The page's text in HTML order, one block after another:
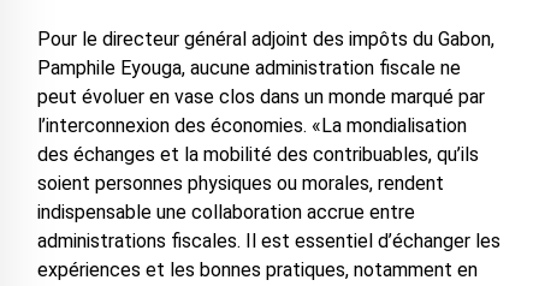
Pour le directeur général adjoint des impôts du Gabon,
Pamphile Eyouga, aucune administration fiscale ne
peut évoluer en vase clos dans un monde marqué par
l’interconnexion des économies. «La mondialisation
des échanges et la mobilité des contribuables, qu’ils
soient personnes physiques ou morales, rendent
indispensable une collaboration accrue entre
administrations fiscales. Il est essentiel d’échanger les
expériences et les bonnes pratiques, notamment en